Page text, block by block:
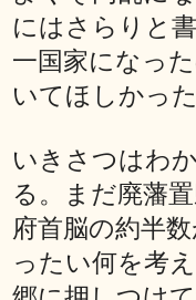
にはさらりと
一国家になっ
いてほしかった
いきさつはわ
る。まだ廃藩
府首脳の約半
ったい何を考